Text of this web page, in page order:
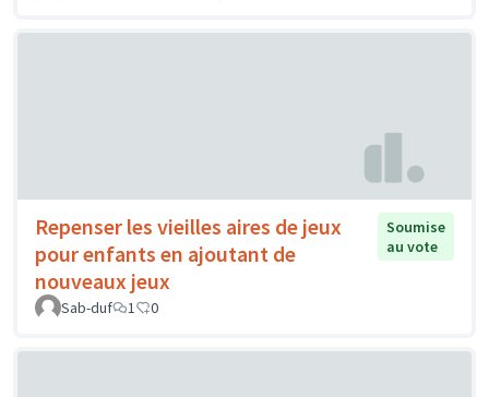
Repenser les vieilles aires de jeux
pour enfants en ajoutant de
nouveaux jeux
Soumise
au vote
Sab-duf 1 0